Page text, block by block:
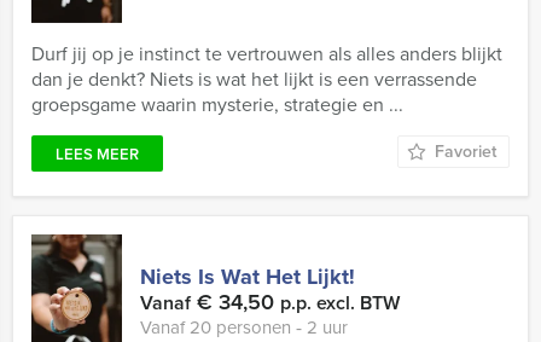
Durf jij op je instinct te vertrouwen als alles anders blijkt
dan je denkt? Niets is wat het lijkt is een verrassende
groepsgame waarin mysterie, strategie en ...
LEES MEER Favoriet
Niets Is Wat Het Lijkt!
Vanaf€ 34,50 p.p. excl. BTW
Vanaf 20 personen ‐ 2 uur